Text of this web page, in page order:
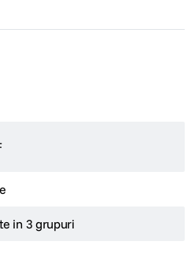
in 3 grupuri